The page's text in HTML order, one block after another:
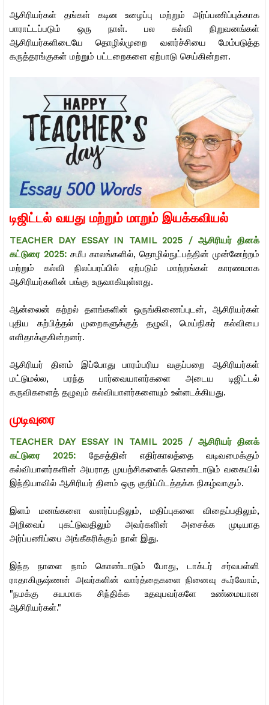
ஆசிரியர்கள் தங்கள் கடின உழைப்பு மற்றும் அர்ப்பணிப்புக்காக
பாராட்டப்படும் ஒரு நாள். பல கல்வி நிறுவனங்கள்
ஆசிரியர்களிடையே தொழில்முறை வளர்ச்சியை மேம்படுத்த
கருத்தரங்குகள் மற்றும் பட்டறைகளை ஏற்பாடு செய்கின்றன.
டிஜிட்டல் வயது மற்றும் மாறும் இயக்கவியல்
TEACHER DAY ESSAY IN TAMIL 2025 / ஆசிரியர் தினக்
கட்டுரை 2025: சமீப காலங்களில், தொழில்நுட்பத்தின் முன்னேற்றம்
மற்றும் கல்வி நிலப்பரப்பில் ஏற்படும் மாற்றங்கள் காரணமாக
ஆசிரியர்களின் பங்கு உருவாகியுள்ளது.
ஆன்லைன் கற்றல் தளங்களின் ஒருங்கிணைப்புடன், ஆசிரியர்கள்
புதிய கற்பித்தல் முறைகளுக்குத் தழுவி, மெய்நிகர் கல்வியை
எளிதாக்குகின்றனர்.
ஆசிரியர் தினம் இப்போது பாரம்பரிய வகுப்பறை ஆசிரியர்கள்
மட்டுமல்ல, பரந்த பார்வையாளர்களை அடைய டிஜிட்டல்
கருவிகளைத் தழுவும் கல்வியாளர்களையும் உள்ளடக்கியது.
முடிவுரை
TEACHER DAY ESSAY IN TAMIL 2025 / ஆசிரியர் தினக்
கட்டுரை 2025: தேசத்தின் எதிர்காலத்தை வடிவமைக்கும்
கல்வியாளர்களின் அயராத முயற்சிகளைக் கொண்டாடும் வகையில்
இந்தியாவில் ஆசிரியர் தினம் ஒரு குறிப்பிடத்தக்க நிகழ்வாகும்.
இளம் மனங்களை வளர்ப்பதிலும், மதிப்புகளை விதைப்பதிலும்,
அறிவைப் புகட்டுவதிலும் அவர்களின் அசைக்க முடியாத
அர்ப்பணிப்பை அங்கீகரிக்கும் நாள் இது.
இந்த நாளை நாம் கொண்டாடும் போது, டாக்டர் சர்வபள்ளி
ராதாகிருஷ்ணன் அவர்களின் வார்த்தைகளை நினைவு கூர்வோம்,
"நமக்கு சுயமாக சிந்திக்க உதவுபவர்களே உண்மையான
ஆசிரியர்கள்."